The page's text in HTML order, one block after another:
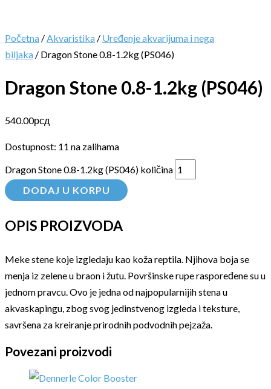
Početna /Akvaristika / Uređenje akvarijuma i nega
biljaka / Dragon Stone 0.8-1.2kg (PS046)
Dragon Stone 0.8-1.2kg (PS046)
540.00рсд
Dostupnost: 11 na zalihama
Dragon Stone 0.8-1.2kg (PS046) količina
DODAJ U KORPU
OPIS PROIZVODA
Meke stene koje izgledaju kao koža reptila. Njihova boja se
menja iz zelene u braon i žutu. Površinske rupe raspoređene su u
jednom pravcu. Ovo je jedna od najpopularnijih stena u
akvaskapingu, zbog svog jedinstvenog izgleda i teksture,
savršena za kreiranje prirodnih podvodnih pejzaža.
Povezani proizvodi